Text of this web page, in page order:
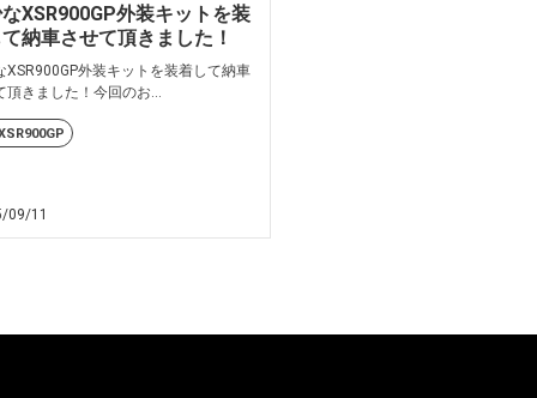
XSR900GP外装キットを装
納車させて頂きました！
XSR900GP外装キットを装着して納車
頂きました！今回のお...
09/11